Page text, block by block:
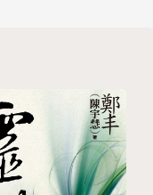
要在動，就有希
歷一場前所未有的
後設手法，以劇中